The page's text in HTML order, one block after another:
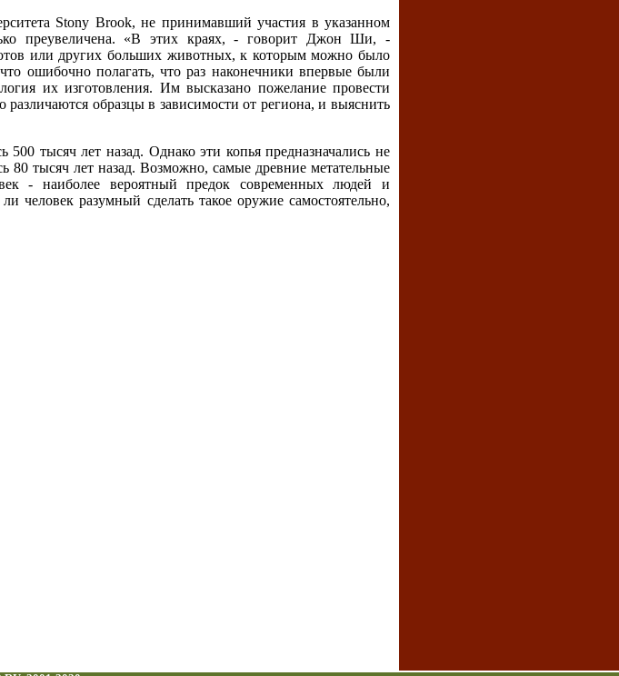
Stony Brook, не принимавший участия в указанном
преувеличена. «В этих краях, - говорит Джон Ши, -
или других больших животных, к которым можно было
ошибочно полагать, что раз наконечники впервые были
их изготовления. Им высказано пожелание провести
образцы в зависимости от региона, и выяснить
тысяч лет назад. Однако эти копья предназначались не
80 тысяч лет назад. Возможно, самые древние метательные
- наиболее вероятный предок современных людей и
человек разумный сделать такое оружие самостоятельно,